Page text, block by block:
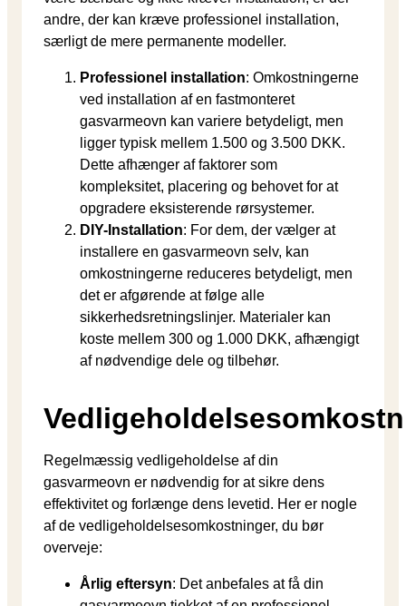
andre, der kan kræve professionel installation,
særligt de mere permanente modeller.
Professionel installation: Omkostningerne
ved installation af en fastmonteret
gasvarmeovn kan variere betydeligt, men
ligger typisk mellem 1.500 og 3.500 DKK.
Dette afhænger af faktorer som
kompleksitet, placering og behovet for at
opgradere eksisterende rørsystemer.
DIY-Installation: For dem, der vælger at
installere en gasvarmeovn selv, kan
omkostningerne reduceres betydeligt, men
det er afgørende at følge alle
sikkerhedsretningslinjer. Materialer kan
koste mellem 300 og 1.000 DKK, afhængigt
af nødvendige dele og tilbehør.
Regelmæssig vedligeholdelse af din
gasvarmeovn er nødvendig for at sikre dens
effektivitet og forlænge dens levetid. Her er nogle
af de vedligeholdelsesomkostninger, du bør
overveje:
Årlig eftersyn: Det anbefales at få din